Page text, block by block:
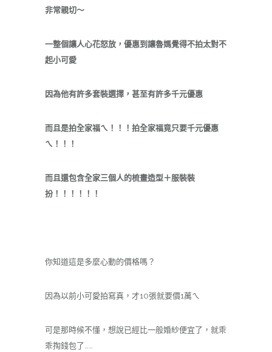
非常親切～
一整個讓人心花怒放，優惠到讓魯媽覺得不拍太對不
起小可愛
因為他有許多套裝選擇，甚至有許多千元優惠
而且是拍全家福ㄟ！！！拍全家福竟只要千元優惠
ㄟ！！！
而且還包含全家三個人的梳畫造型＋服裝裝
扮！！！！！！
你知道這是多麼心動的價格嗎？
因為以前小可愛拍寫真，才10張就要價1萬ㄟ
可是那時候不懂，想說已經比一般婚紗便宜了，就乖
乖掏錢包了……